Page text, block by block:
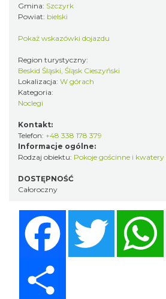
Gmina: Szczyrk
Powiat: bielski
Pokaż wskazówki dojazdu
Region turystyczny:
Beskid Śląski, Śląsk Cieszyński
Lokalizacja: W górach
Kategoria:
Noclegi
Kontakt:
Telefon: +48 338 178 379
Informacje ogólne:
Rodzaj obiektu: Pokoje gościnne i
DOSTĘPNOŚĆ
Całoroczny
Twitter